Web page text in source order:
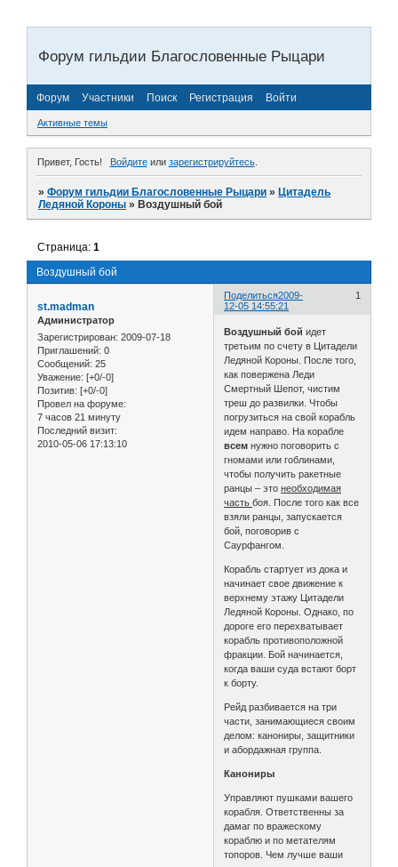
Форум гильдии Благословенные Рыцари
Форум Участники Поиск Регистрация Войти
Активные темы
Привет, Гость! Войдитеили зарегистрируйтесь.
»Форум гильдии Благословенные Рыцари »Цитадель
Ледяной Короны »Воздушный бой
Воздушный бой
Страница:1
Поделиться 1
2009-
12-05 14:55:21
st.madman
Администратор
Зарегистрирован: 2009-07-18
Приглашений: 0
Сообщений: 25
Уважение: [+0/-0]
Позитив: [+0/-0]
Провел на форуме:
7 часов 21 минуту
Последний визит:
2010-05-06 17:13:10
Воздушный бойидет
третьим по счету в Цитадели
Ледяной Короны. После того,
как повержена Леди
Смертный Шепот, чистим
треш до развилки. Чтобы
погрузиться на свой корабль
идем направо. На корабле
всемнужно поговорить с
гномами или гоблинами,
чтобы получить ракетные
ранцы – этонеобходимая
частьбоя. После того как все
взяли ранцы, запускается
бой, поговорив с
Саурфангом.
Корабль стартует из дока и
начинает свое движение к
верхнему этажу Цитадели
Ледяной Короны. Однако, по
дороге его перехватывает
корабль противоположной
фракции. Бой начинается,
когда ваши суда встают борт
к борту.
Рейд разбивается на три
части, занимающиеся своим
делом: канониры, защитники
и абордажная группа.
Канониры
Управляют пушками вашего
корабля. Ответственны за
дамаг по вражескому
кораблю и по метателям
топоров. Чем лучше ваши